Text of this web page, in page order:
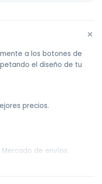
+
a los botones de
el diseño de tu
precios.
de envíos.